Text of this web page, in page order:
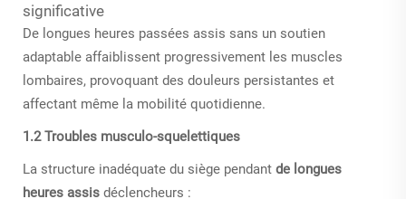
significative
De longues heures passées assis sans un soutien
adaptable affaiblissent progressivement les muscles
lombaires, provoquant des douleurs persistantes et
affectant même la mobilité quotidienne.
1.2 Troubles musculo-squelettiques
La structure inadéquate du siège pendant de longues
heures assis déclencheurs :